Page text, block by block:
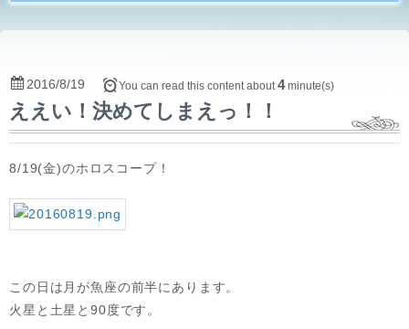
ええい！決めてしまえっ！！
2016/8/19 You can read this content about4minute(s)
8/19(金)のホロスコープ！
この日は月が魚座の前半にあります。
火星と土星と90度です。